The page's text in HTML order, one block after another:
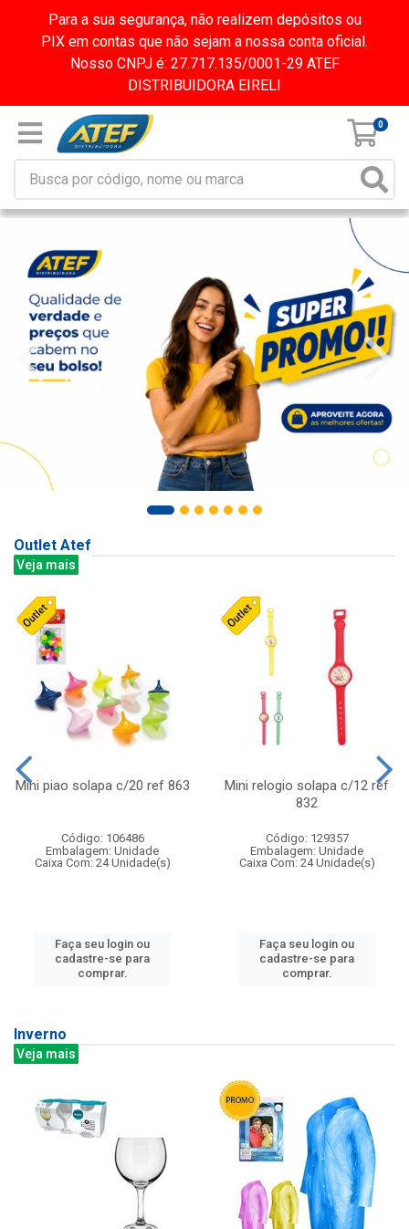
Para a sua segurança, não realizem depósitos ou
PIX em contas que não sejam a nossa conta oficial.
Nosso CNPJ é: 27.717.135/0001-29 ATEF
DISTRIBUIDORA EIRELI
0
Outlet Atef
Veja mais
Mini piao solapa c/20 ref 863
Código: 106486
Embalagem: Unidade
Caixa Com: 24 Unidade(s)
Faça seu login ou
cadastre-se para
comprar.
Mini relogio solapa c/12 ref
832
Código: 129357
Embalagem: Unidade
Caixa Com: 24 Unidade(s)
Faça seu login ou
cadastre-se para
comprar.
Inverno
Veja mais